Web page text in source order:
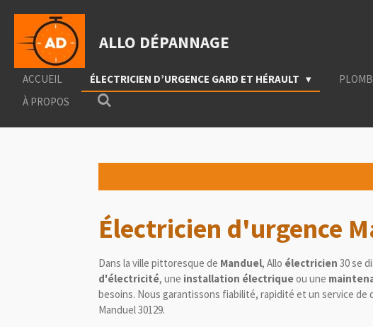
Passer
contenu
principal
ALLO DÉPANNAGE
ACCUEIL ÉLECTRICIEN D’URGENCE GARD ET HÉRAULT
À PROPOS
Électricien d'urgence
Dans la ville pittoresque de Manduel, Allo électricien 30 se
d'électricité, une installation électriqueou une
besoins. Nous garantissons fiabilité, rapidité et un service
Manduel30129.